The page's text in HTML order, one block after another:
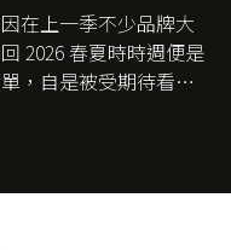
在上一季不少品牌大
2026 春夏時時週便是
，自是被受期待看他
在過去幾個季度業績
Balenciaga 的愛將
心走得太前的 Demna
不像。而從剛剛推出